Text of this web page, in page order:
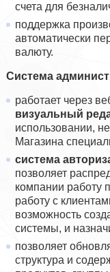
счета для
поддержка
автоматически
валюту.
Система
работает через
визуальный
использовании,
Магазина
система
позволяет
компании работу
работу с
возможность
системы, и
позволяет
структура и